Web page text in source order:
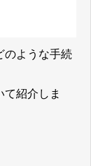
のような手続
紹介しま